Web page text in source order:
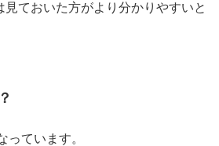
ておいた方がより分かりやすいと
っています。